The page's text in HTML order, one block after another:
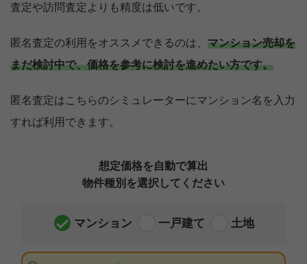
査定や訪問査定よりも精度は低いです。
匿名査定の利用をオススメできるのは、 マンション売却を
まだ検討中で、価格を参考に検討を進めたい方です。
匿名査定はこちらのシミュレーターにマンション名を入力
すれば利用できます。